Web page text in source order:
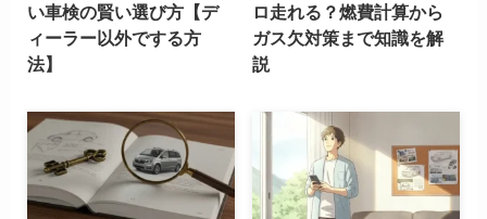
い車検の賢い選び方【デ
ィーラー以外でする方
法】
ロ走れる？燃費計算から
ガス欠対策まで知識を解
説